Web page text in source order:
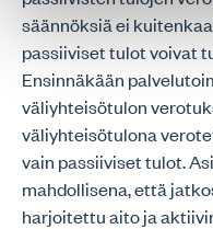
säännöksiä ei
passiiviset tulot voivat
Ensinnäkään
väliyhteisötulon
väliyhteisötulona
vain passiiviset tulot.
mahdollisena, että
harjoitettu aito ja